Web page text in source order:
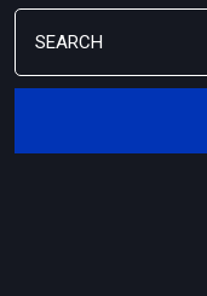
Search
for: